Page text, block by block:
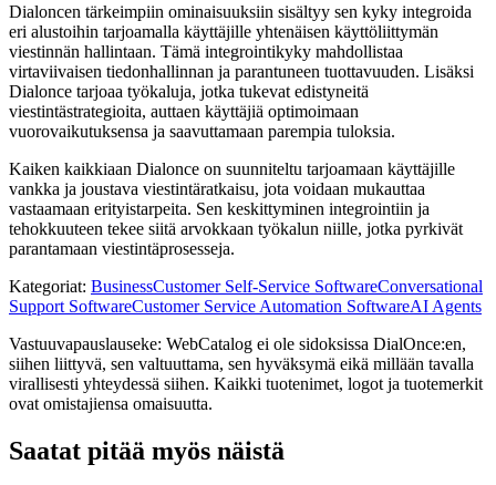
Dialoncen tärkeimpiin ominaisuuksiin sisältyy sen kyky integroida
eri alustoihin tarjoamalla käyttäjille yhtenäisen käyttöliittymän
viestinnän hallintaan. Tämä integrointikyky mahdollistaa
virtaviivaisen tiedonhallinnan ja parantuneen tuottavuuden. Lisäksi
Dialonce tarjoaa työkaluja, jotka tukevat edistyneitä
viestintästrategioita, auttaen käyttäjiä optimoimaan
vuorovaikutuksensa ja saavuttamaan parempia tuloksia.
Kaiken kaikkiaan Dialonce on suunniteltu tarjoamaan käyttäjille
vankka ja joustava viestintäratkaisu, jota voidaan mukauttaa
vastaamaan erityistarpeita. Sen keskittyminen integrointiin ja
tehokkuuteen tekee siitä arvokkaan työkalun niille, jotka pyrkivät
parantamaan viestintäprosesseja.
Kategoriat: BusinessCustomer Self-Service SoftwareConversational
Support SoftwareCustomer Service Automation SoftwareAI Agents
Vastuuvapauslauseke: WebCatalog ei ole sidoksissa DialOnce:en,
siihen liittyvä, sen valtuuttama, sen hyväksymä eikä millään tavalla
virallisesti yhteydessä siihen. Kaikki tuotenimet, logot ja tuotemerkit
ovat omistajiensa omaisuutta.
Saatat pitää myös näistä